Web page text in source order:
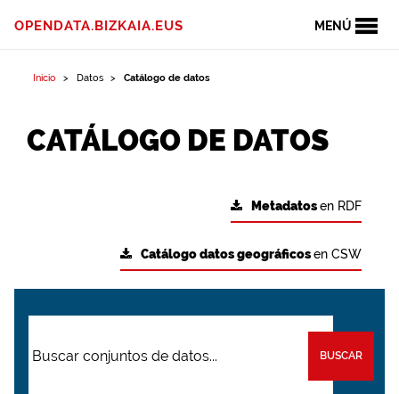
MENÚ
OPENDATA.BIZKAIA.EUS
Inicio Datos Catálogo de datos
CATÁLOGO DE DATOS
Metadatosen RDF
Catálogo datos geográficosen CSW
BUSCAR